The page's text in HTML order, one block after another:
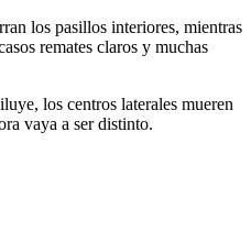
los pasillos interiores, mientras
remates claros y muchas
los centros laterales mueren
vaya a ser distinto.